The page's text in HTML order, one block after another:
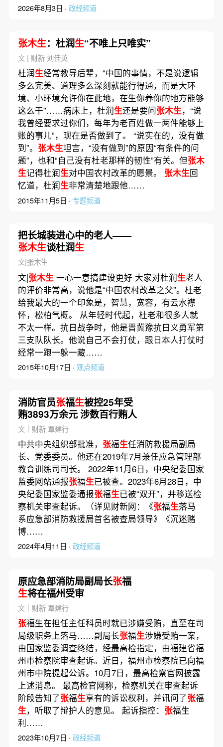
2026年8月3日 · 政经频道
张木生：杜润生“不唯上只唯实”
文 | 财新 刘佳英
杜润生经常教导后辈，“中国的事情，不是说逻辑
多么完美、道理多么深刻就能行得通，而是大环
境、小环境允许你在此地，在生你养你的地方能够
这么干”……病床上，杜润生还是要问张木生，“说
我曾经要求过你们，每年为老百姓做一两件能够上
账的事儿”，现在是否做到了。 “说实在的，没有做
到”。 张木生坦言，“没有做到”的原因“有条件的问
题”，也和“自己没有杜老那样的韧性”有关。但张木
生记得杜润生对中国农村改革的愿景。 张木生回
忆道，杜润生非常清楚地跟他……
2015年11月5日 · 专题频道
把长城装进心中的老人——
张木生谈杜润生
文|张木生
文|张木生 一心一意搞建设更好 大家对杜润生老人
的评价非常高，说他是“中国农村改革之父”。杜老
给我最大的一个印象是，智慧，宽容，有云水襟
怀，松柏气概。 从年轻时代起，杜老和很多人就
不太一样。抗日战争时，他是晋冀豫抗日义勇军第
三支队队长。他说自己不会打仗，跟日本人打仗时
经常一跑一躲一藏……
2015年10月17日 · 观点频道
消防官员张福生被控25年受
贿3893万余元 涉数百行贿人
文｜财新 覃建行
中共中央组织部批准， 张福生任消防救援局副局
长、党委委员。他还在2019年7月兼任应急管理部
教育训练司司长。 2022年11月6日，中央纪委国家
监委网站通报张福生已被查。2023年6月28日，中
央纪委国家监委通报张福生已被“双开”，并移送检
察机关审查起诉。（详见财新网：《张福生落马
系应急部消防救援局首名被查局领导》《沉迷赌
博……
2024年4月11日 · 政经频道
原应急部消防局副局长张福
生将在福州受审
文｜财新 覃建行
张福生在担任主任科员时就已涉嫌受贿，直至在司
局级职务上落马……副局长张福生涉嫌受贿一案，
由国家监委调查终结，经最高检指定，由福建省福
州市检察院审查起诉。近日，福州市检察院已向福
州市中院提起公诉。10月7日，最高检察官网披露
上述消息。 最高检官网称，检察机关在审查起诉
阶段告知了张福生享有的诉讼权利，并讯问了张福
生，听取了辩护人的意见。 起诉指控： 张福生
利……
2023年10月7日 · 政经频道